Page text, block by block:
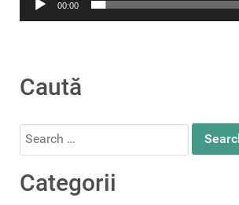
00:00
Caută
Search
Categorii